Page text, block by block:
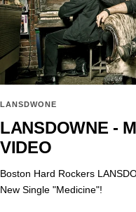
LANSDWONE
LANSDOWNE -
VIDEO
Boston Hard Rockers
New Single "Medicine"!